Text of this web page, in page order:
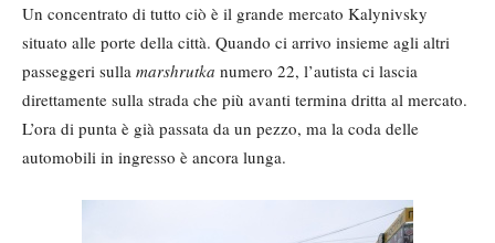
Un concentrato di tutto ciò è il grande mercato Kalynivsky
situato alle porte della città. Quando ci arrivo insieme agli altri
passeggeri sulla marshrutka numero 22, l’autista ci lascia
direttamente sulla strada che più avanti termina dritta al mercato.
L’ora di punta è già passata da un pezzo, ma la coda delle
automobili in ingresso è ancora lunga.